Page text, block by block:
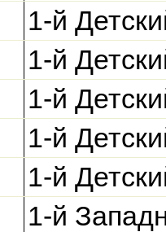
1-й
1-й
1-й
1-й
1-й
1-й